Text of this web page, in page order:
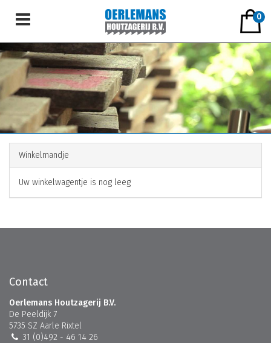
0
Winkelmandje
Uw winkelwagentje is nog leeg
Contact
Oerlemans Houtzagerij B.V.
De Peeldijk 7
5735 SZ Aarle Rixtel
31 (0)492 - 46 14 26